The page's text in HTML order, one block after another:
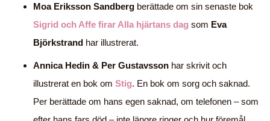
Moa Eriksson Sandberg berättade om sin senaste bok
Sigrid och Affe firar Alla hjärtans dag som Eva
Björkstrand har illustrerat.
Annica Hedin & Per Gustavsson har skrivit och
illustrerat en bok om Stig. En bok om sorg och saknad.
Per berättade om hans egen saknad, om telefonen – som